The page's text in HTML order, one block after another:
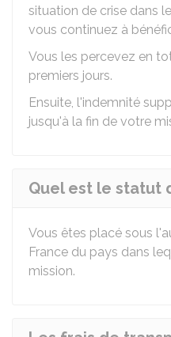
situation de crise dans
vous continuez à
Vous les percevez en
premiers jours.
Ensuite, l'indemnité
jusqu'à la fin de votre
Quel est le statut
Vous êtes placé sous
France du pays dans
mission.